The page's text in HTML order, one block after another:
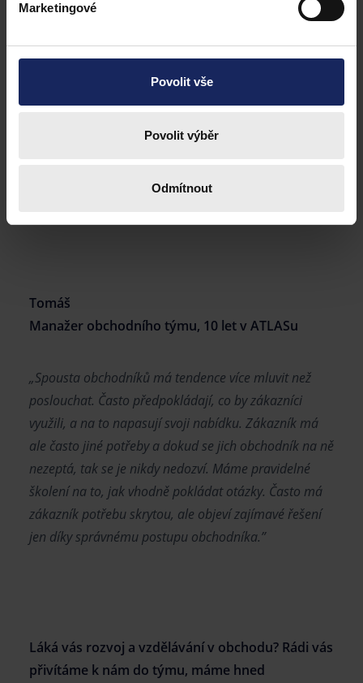
Marketingové
Povolit vše
Povolit výběr
Odmítnout
Tomáš
Manažer obchodního týmu, 10 let v ATLASu
„Spousta obchodníků má tendence více mluvit než
poslouchat. Často předpokládají, co by zákazníci
využili, a na to napasují svoji nabídku. Zákazník má
ale často jiné potřeby a dokud se jich obchodník na ně
nezeptá, tak se je nikdy nedozví. Máme pravidelné
školení na to, jak vhodně pokládat otázky. Často má
zákazník potřebu skrytou, ale objeví zajímavé řešení
jen díky správnému postupu obchodníka.”
Láká vás rozvoj a vzdělávání v obchodu? Rádi vás
přivítáme k nám do týmu, máme hned